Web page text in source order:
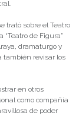
trató sobre el Teatro
de Figura”
dramaturgo y
también revisar los
en otros
como compañía
de poder